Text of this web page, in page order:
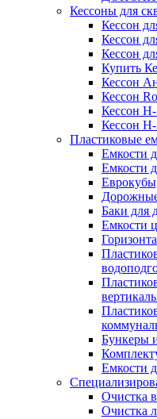
Кессоны для
Кессон
Кессон
Кессон
Купить
Кессон
Кессон
Кессон
Кессон
Пластиковые
Емкости
Емкости
Баки для
Емкости
Бункеры
Емкости
Очистка
Очистка